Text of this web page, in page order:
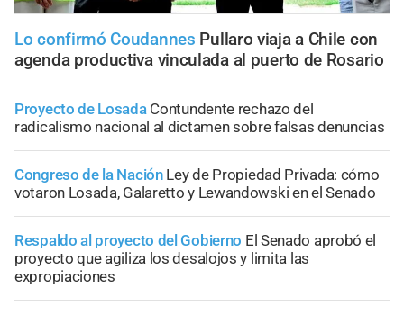
Lo confirmó Coudannes Pullaro viaja a Chile con
agenda productiva vinculada al puerto de Rosario
Proyecto de Losada Contundente rechazo del
radicalismo nacional al dictamen sobre falsas denuncias
Congreso de la Nación Ley de Propiedad Privada: cómo
votaron Losada, Galaretto y Lewandowski en el Senado
Respaldo al proyecto del Gobierno El Senado aprobó el
proyecto que agiliza los desalojos y limita las
expropiaciones